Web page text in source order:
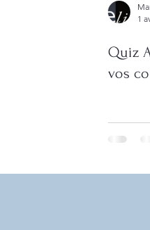
1
Quiz
vos